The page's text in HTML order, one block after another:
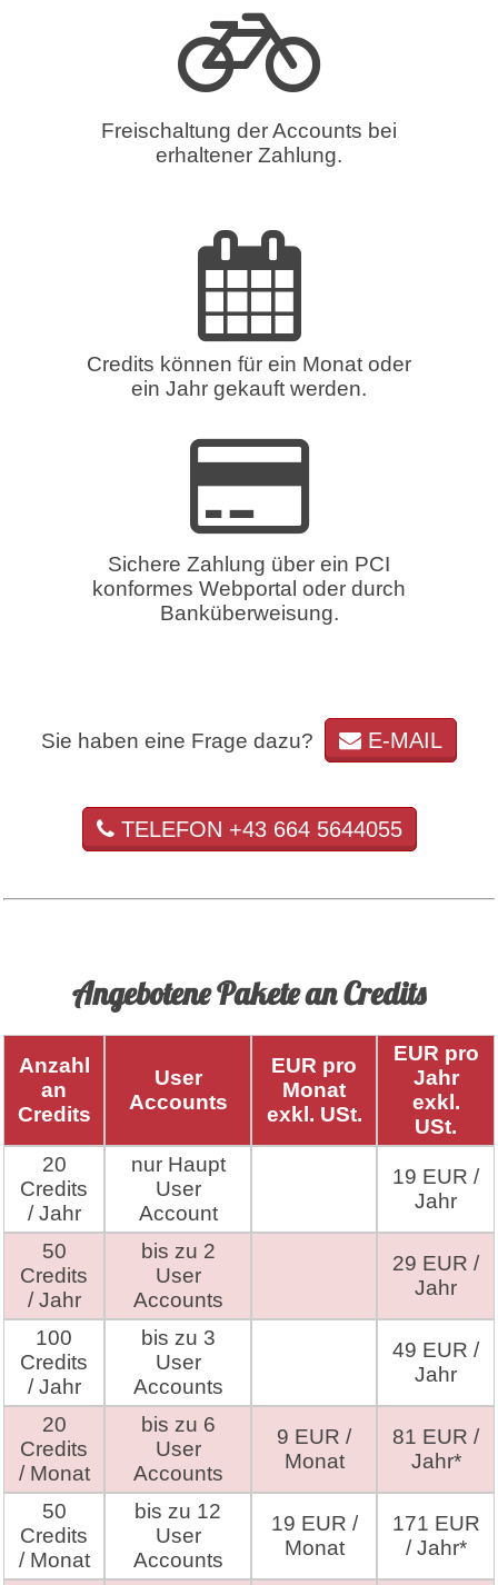
Freischaltung der Accounts bei
erhaltener Zahlung.
Credits können für ein Monat oder
ein Jahr gekauft werden.
Sichere Zahlung über ein PCI
konformes Webportal oder durch
Banküberweisung.
Sie haben eine Frage dazu? E-MAIL
TELEFON +43 664 5644055
Angebotene Pakete an Credits
Anzahl
an
Credits
User
Accounts
EUR pro
Monat
exkl. USt.
EUR pro
Jahr
exkl.
USt.
20
Credits
/ Jahr
nur Haupt
User
Account
19 EUR /
Jahr
50
Credits
/ Jahr
bis zu 2
User
Accounts
29 EUR /
Jahr
100
Credits
/ Jahr
bis zu 3
User
Accounts
49 EUR /
Jahr
20
Credits
/ Monat
bis zu 6
User
Accounts
9 EUR /
Monat
81 EUR /
Jahr*
50
Credits
/ Monat
bis zu 12
User
Accounts
19 EUR /
Monat
171 EUR
/ Jahr*